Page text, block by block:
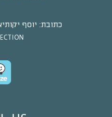
כתובת: יוסף יקותיאלי 6 , נמל